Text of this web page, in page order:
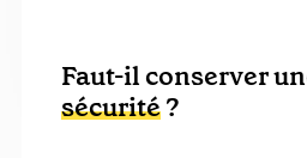
Faut-il conserver
sécurité?